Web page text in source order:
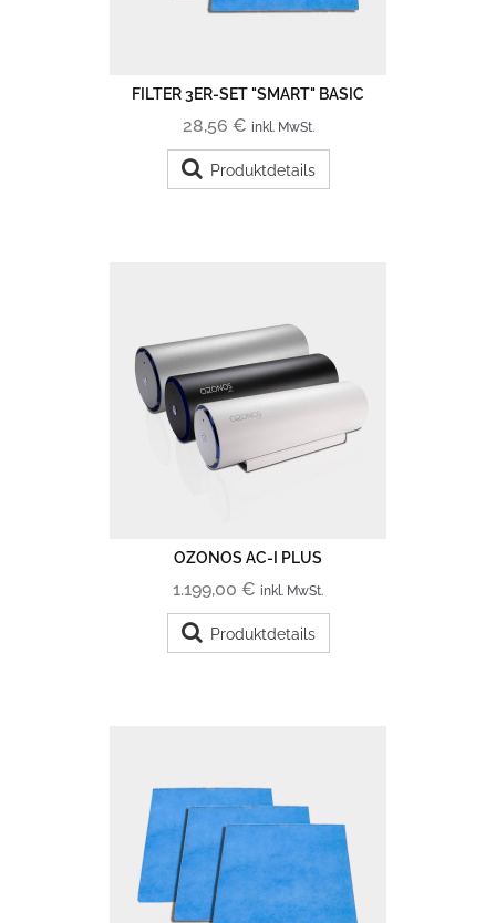
FILTER 3ER-SET "SMART" BASIC
28,56 € inkl. MwSt.
Produktdetails
OZONOS AC-I PLUS
1.199,00 € inkl. MwSt.
Produktdetails